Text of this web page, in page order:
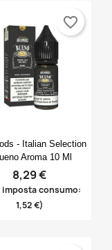
Anteprima
- Italian Selection
Aroma 10 Ml
8,29 €
consumo:
1,52 €)
favorite_border